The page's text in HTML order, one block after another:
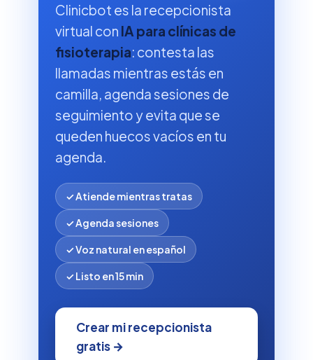
Clinicbot es la recepcionista
virtual con IA para clínicas de
fisioterapia: contesta las
llamadas mientras estás en
camilla, agenda sesiones de
seguimiento y evita que se
queden huecos vacíos en tu
agenda.
✓ Atiende mientras tratas
✓ Agenda sesiones
✓ Voz natural en español
✓ Listo en 15 min
Crear mi recepcionista
gratis →